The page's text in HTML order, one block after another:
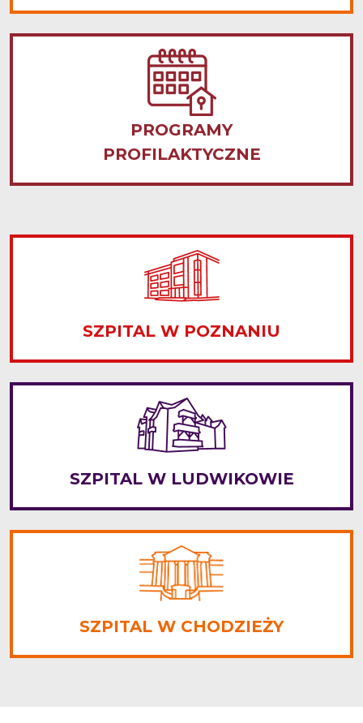
PROGRAMY
PROFILAKTYCZNE
SZPITAL W POZNANIU
SZPITAL W LUDWIKOWIE
SZPITAL W CHODZIEŻY